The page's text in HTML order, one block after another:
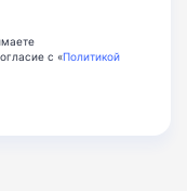
с «Политикой